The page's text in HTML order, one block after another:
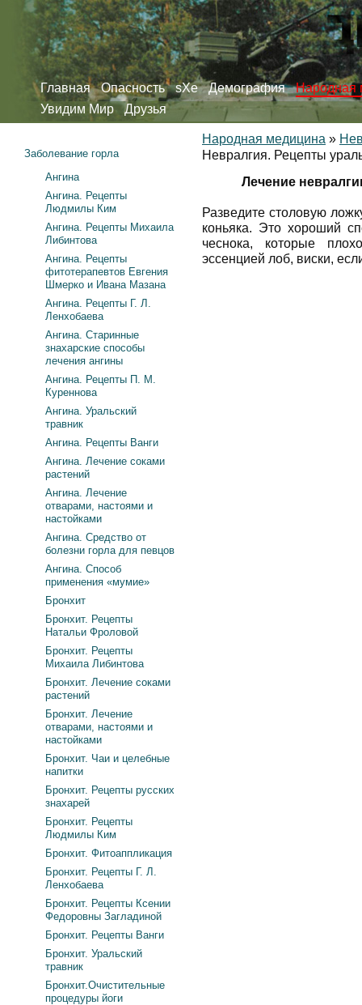
Главная Опасность sXe Демография
Народная
Увидим Мир
Друзья
Народная медицина »
Невралгия. Рецепты
Лечение
Разведите столовую
коньяка. Это хороший
чеснока, которые
эссенцией лоб, виски,
Заболевание горла
Ангина
Ангина. Рецепты
Людмилы Ким
Ангина. Рецепты Михаила
Либинтова
Ангина. Рецепты
фитотерапевтов Евгения
Шмерко и Ивана Мазана
Ангина. Рецепты Г. Л.
Ленхобаева
Ангина. Старинные
знахарские способы
лечения ангины
Ангина. Рецепты П. М.
Куреннова
Ангина. Уральский
травник
Ангина. Рецепты Ванги
Ангина. Лечение соками
растений
Ангина. Лечение
отварами, настоями и
настойками
Ангина. Средство от
болезни горла для певцов
Ангина. Способ
применения «мумие»
Бронхит
Бронхит. Рецепты
Натальи Фроловой
Бронхит. Рецепты
Михаила Либинтова
Бронхит. Лечение соками
растений
Бронхит. Лечение
отварами, настоями и
настойками
Бронхит. Чаи и целебные
напитки
Бронхит. Рецепты русских
знахарей
Бронхит. Рецепты
Людмилы Ким
Бронхит. Фитоаппликация
Бронхит. Рецепты Г. Л.
Ленхобаева
Бронхит. Рецепты Ксении
Федоровны Загладиной
Бронхит. Рецепты Ванги
Бронхит. Уральский
травник
Бронхит.Очистительные
процедуры йоги